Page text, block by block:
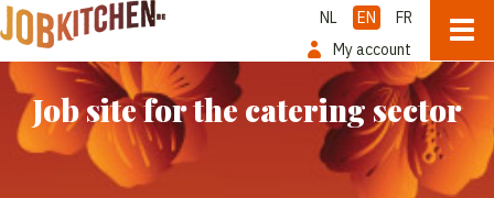
NL EN
FR
My account
Job site for the catering sector